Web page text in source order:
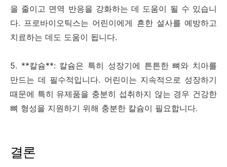
을 줄이고 면역 반응을 강화하는 데 도움이 될 수 있습니
다. 프로바이오틱스는 어린이에게 흔한 설사를 예방하고
치료하는 데도 도움이 됩니다.
5. **칼슘**: 칼슘은 특히 성장기에 튼튼한 뼈와 치아를
만드는 데 필수적입니다. 어린이는 지속적으로 성장하기
때문에 특히 유제품을 충분히 섭취하지 않는 경우 건강한
뼈 형성을 지원하기 위해 충분한 칼슘이 필요합니다.
결론